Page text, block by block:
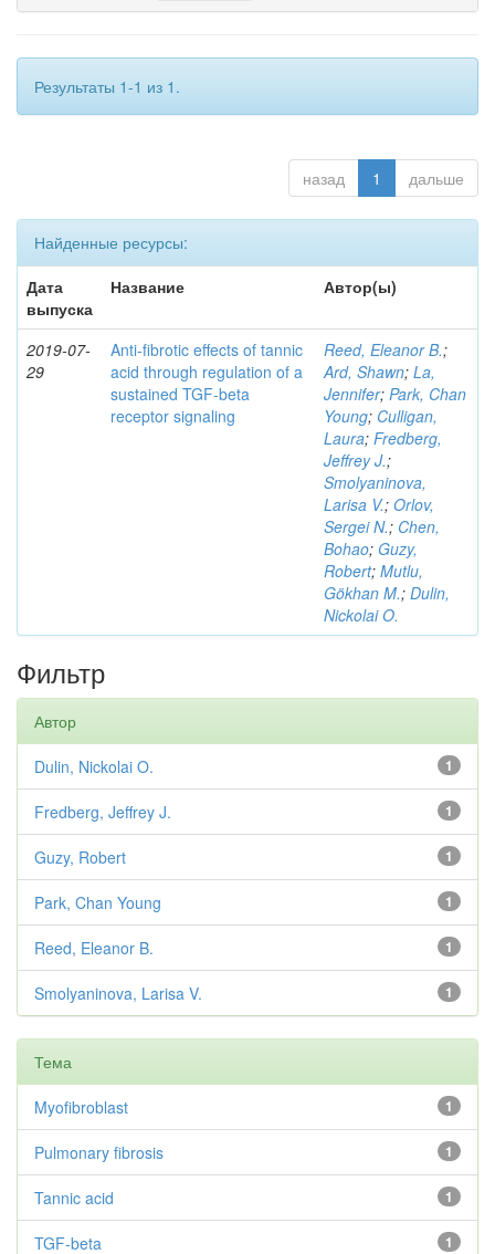
Результаты 1-1 из 1.
назад 1 дальше
Найденные ресурсы:
Дата
выпуска
Название Автор(ы)
2019-07-
29
Anti-fibrotic effects of tannic
acid through regulation of a
sustained TGF-beta
receptor signaling
Reed, Eleanor B.;
Ard, Shawn; La,
Jennifer; Park, Chan
Young; Culligan,
Laura; Fredberg,
Jeffrey J.;
Smolyaninova,
Larisa V.; Orlov,
Sergei N.; Chen,
Bohao; Guzy,
Robert; Mutlu,
Gökhan M.; Dulin,
Nickolai O.
Фильтр
Автор
1
Dulin, Nickolai O.
1
Fredberg, Jeffrey J.
1
Guzy, Robert
1
Park, Chan Young
1
Reed, Eleanor B.
1
Smolyaninova, Larisa V.
Тема
1
Myofibroblast
1
Pulmonary fibrosis
1
Tannic acid
1
TGF-beta